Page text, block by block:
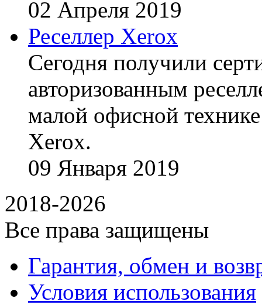
02 Апреля 2019
Реселлер Xerox
Сегодня получили
авторизованным
малой офисной
Xerox.
09 Января 2019
2018-2026
Все права защищены
Гарантия, обмен и
Условия использования